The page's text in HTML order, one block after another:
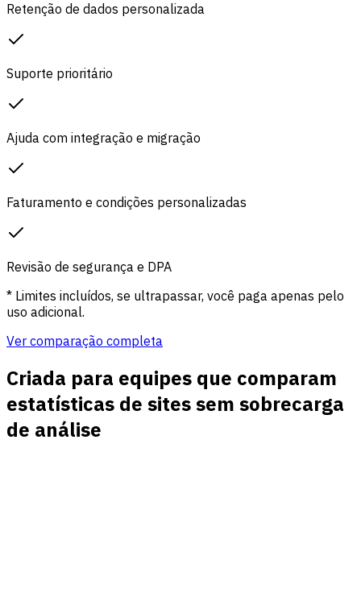
Retenção de dados personalizada
Suporte prioritário
Ajuda com integração e migração
Faturamento e condições personalizadas
Revisão de segurança e DPA
* Limites incluídos, se ultrapassar, você paga apenas pelo
uso adicional.
Ver comparação completa
Criada para equipes que comparam
estatísticas de sites sem sobrecarga
de análise